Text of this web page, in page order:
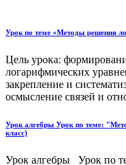
Урок по теме «Методы решения
Цель урока:
логарифмических
закрепление и
осмысление связей и
Урок алгебры Урок по теме:
класс)
Урок алгебры Урок по